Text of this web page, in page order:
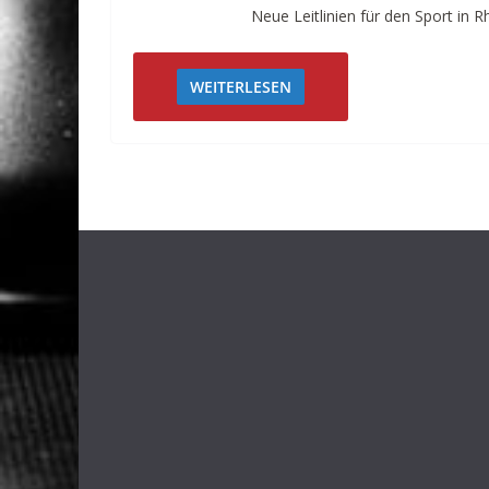
Neue Leitlinien für den Sport in
WEITERLESEN